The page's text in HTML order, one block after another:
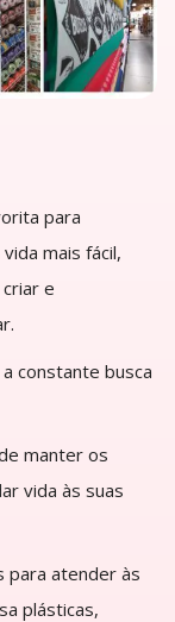
para
mais fácil,
e
constante busca
manter os
vida às suas
para atender às
plásticas,